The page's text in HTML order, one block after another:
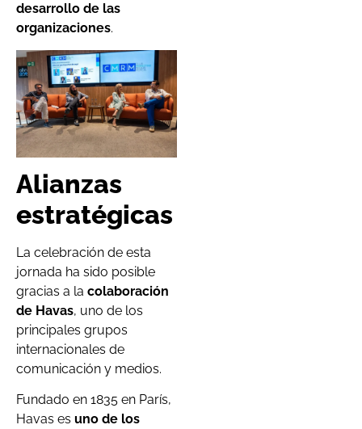
desarrollo de las
organizaciones.
Alianzas
estratégicas
La celebración de esta
jornada ha sido posible
gracias a la colaboración
de Havas, uno de los
principales grupos
internacionales de
comunicación y medios.
Fundado en 1835 en París,
Havas es uno de los